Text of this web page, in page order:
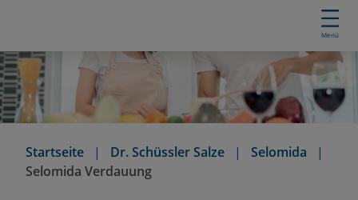
r
e
k
t
z
Menü
Startseite Dr. Schüssler Salze
Selomida
Selomida Verdauung